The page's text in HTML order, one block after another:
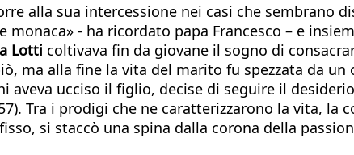
alla sua intercessione nei casi che sembrano
monaca» - ha ricordato papa Francesco – e
Lotti coltivava fin da giovane il sogno di
ma alla fine la vita del marito fu spezzata da
aveva ucciso il figlio, decise di seguire il
Tra i prodigi che ne caratterizzarono la vita,
si staccò una spina dalla corona della